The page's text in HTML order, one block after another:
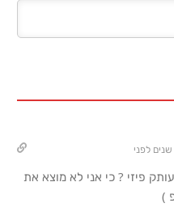
פיזי ? כי אני לא מוצא את
)